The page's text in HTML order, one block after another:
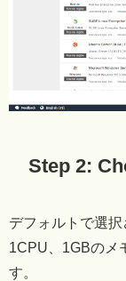
Step 2:
デフォルトで選択
1CPU、1GBのメ
す。